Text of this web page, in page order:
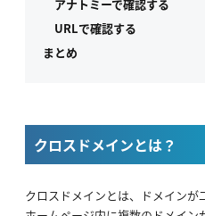
アナトミーで確認する
URLで確認する
まとめ
クロスドメインとは？
クロスドメインとは、ドメインが